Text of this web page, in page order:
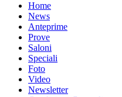
Home
News
Anteprime
Prove
Saloni
Speciali
Foto
Video
Newsletter